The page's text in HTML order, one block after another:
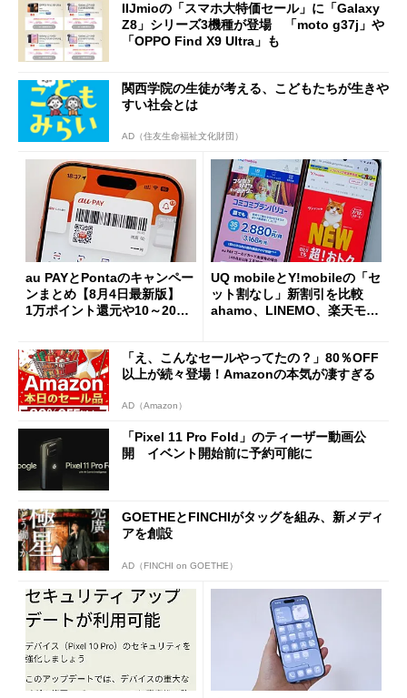
IIJmioの「スマホ大特価セール」に「Galaxy
Z8」シリーズ3機種が登場 「moto g37j」や
「OPPO Find X9 Ultra」も
関西学院の生徒が考える、こどもたちが生きや
すい社会とは
AD（住友生命福祉文化財団）
au PAYとPontaのキャンペー
ンまとめ【8月4日最新版】
1万ポイント還元や10～20％
UQ mobileとY!mobileの「セ
ット割なし」新割引を比較
ahamo、LINEMO、楽天モバ
「え、こんなセールやってたの？」80％OFF
以上が続々登場！Amazonの本気が凄すぎる
AD（Amazon）
「Pixel 11 Pro Fold」のティーザー動画公
開 イベント開始前に予約可能に
GOETHEとFINCHIがタッグを組み、新メディ
アを創設
AD（FINCHI on GOETHE）